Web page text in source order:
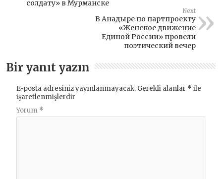
солдату» в Мурманске
Next
В Анадыре по партпроекту
«Женское движение
Единой России» провели
поэтический вечер
Bir yanıt yazın
E-posta adresiniz yayınlanmayacak. Gerekli alanlar * ile
işaretlenmişlerdir
Yorum *